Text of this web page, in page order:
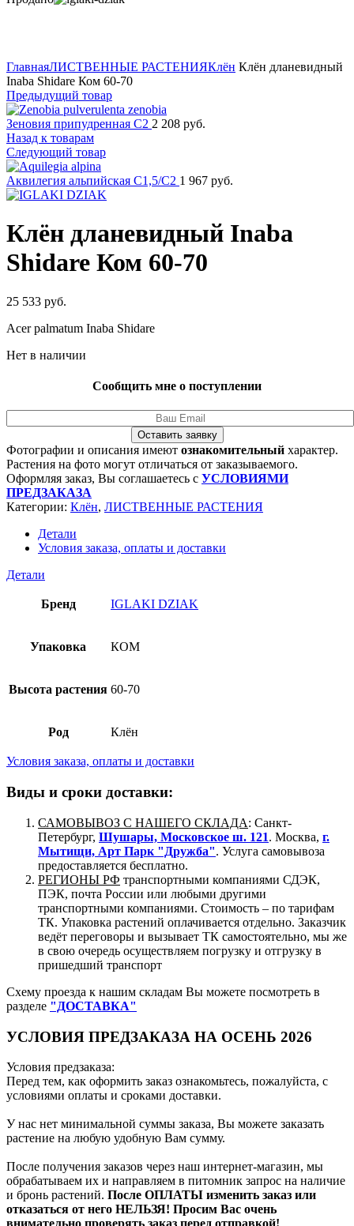
ГлавнаяЛИСТВЕННЫЕ РАСТЕНИЯКлён Клён дланевидный
Inaba Shidare Ком 60-70
Предыдущий товар
Зеновия припудренная C2 2 208 руб.
Назад к товарам
Следующий товар
Аквилегия альпийская C1,5/C2 1 967 руб.
Клён дланевидный Inaba
Shidare Ком 60-70
25 533 руб.
Acer palmatum Inaba Shidare
Нет в наличии
Сообщить мне о поступлении
Оставить заявку
Фотографии и описания имеют ознакомительный характер.
Растения на фото могут отличаться от заказываемого.
Оформляя заказ, Вы соглашаетесь с УСЛОВИЯМИ
ПРЕДЗАКАЗА
Категории: Клён, ЛИСТВЕННЫЕ РАСТЕНИЯ
Детали
Условия заказа, оплаты и доставки
Детали
Бренд IGLAKI DZIAK
Упаковка КОМ
Высота растения 60-70
Род Клён
Условия заказа, оплаты и доставки
Виды и сроки доставки:
САМОВЫВОЗ С НАШЕГО СКЛАДА: Санкт-
Петербург, Шушары, Московское ш. 121. Москва, г.
Мытищи, Арт Парк "Дружба". Услуга самовывоза
предоставляется бесплатно.
РЕГИОНЫ РФ транспортными компаниями СДЭК,
ПЭК, почта России или любыми другими
транспортными компаниями. Стоимость – по тарифам
ТК. Упаковка растений оплачивается отдельно. Заказчик
ведёт переговоры и вызывает ТК самостоятельно, мы же
в свою очередь осуществляем погрузку и отгрузку в
пришедший транспорт
Схему проезда к нашим складам Вы можете посмотреть в
разделе "ДОСТАВКА"
УСЛОВИЯ ПРЕДЗАКАЗА НА ОСЕНЬ 2026
Условия предзаказа:
Перед тем, как оформить заказ ознакомьтесь, пожалуйста, с
условиями оплаты и сроками доставки.
У нас нет минимальной суммы заказа, Вы можете заказать
растение на любую удобную Вам сумму.
После получения заказов через наш интернет-магазин, мы
обрабатываем их и направляем в питомник запрос на наличие
и бронь растений. После ОПЛАТЫ изменить заказ или
отказаться от него НЕЛЬЗЯ! Просим Вас очень